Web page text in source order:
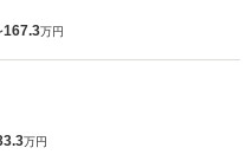
167.3万円
万円